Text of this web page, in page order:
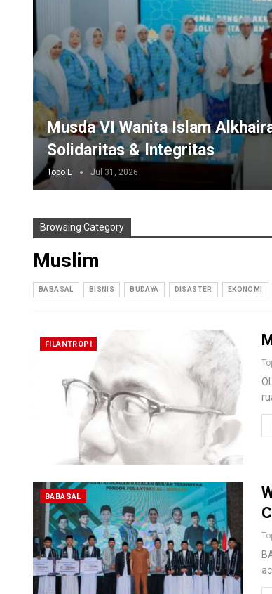
Musda VI Wanita Islam
Solidaritas & Integritas
Topo E Jul 31, 2026
Browsing Category
Muslim
BABASAL BISNIS BUDAYA DISASTER EKONOMI
FILANTROPI
BABASAL